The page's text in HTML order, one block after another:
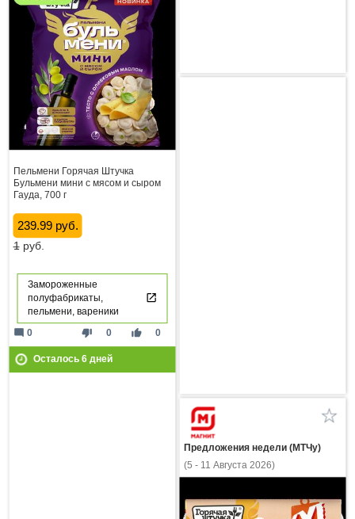
Пельмени Горячая Штучка
Бульмени мини с мясом и сыром
Гауда, 700 г
239.99 руб.
1руб.
Замороженные
полуфабрикаты,
пельмени, вареники
thumb_down 0 thumb_up 0
mode_comment 0
Осталось 6дней
Предложения недели (МТЧу)
(5 - 11 Августа 2026)